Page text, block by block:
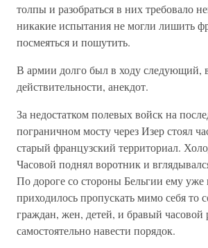
толпы и разобраться в них требовало
никакие испытания не могли лишить
посмеяться и пошутить.
В армии долго был в ходу следующий,
действительности, анекдот.
За недостатком полевых войск на
пограничном мосту через Изер стоял
старый французский территориал.
Часовой поднял воротник и
По дороге со стороны Бельгии ему уже
приходилось пропускать мимо себя то
граждан, жен, детей, и бравый часовой
самостоятельно навести порядок.